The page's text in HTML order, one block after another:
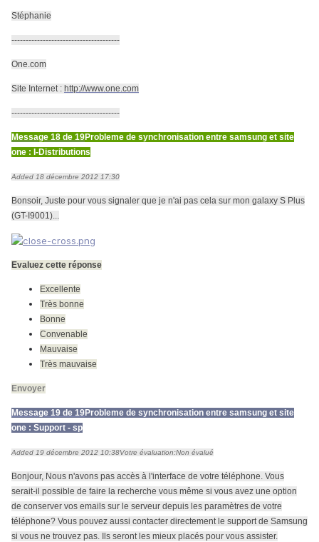
Stéphanie
--------------------------------------
One.com
Site Internet : http://www.one.com
--------------------------------------
Message 18 de 19Probleme de synchronisation entre samsung et site
one : I-Distributions
Added 18 décembre 2012 17:30
Bonsoir, Juste pour vous signaler que je n'ai pas cela sur mon galaxy S Plus
(GT-I9001)...
Evaluez cette réponse
Excellente
Très bonne
Bonne
Convenable
Mauvaise
Très mauvaise
Envoyer
Message 19 de 19Probleme de synchronisation entre samsung et site
one : Support - sp
Added 19 décembre 2012 10:38Votre évaluation:Non évalué
Bonjour, Nous n'avons pas accès à l'interface de votre téléphone. Vous
serait-il possible de faire la recherche vous même si vous avez une option
de conserver vos emails sur le serveur depuis les paramètres de votre
téléphone? Vous pouvez aussi contacter directement le support de Samsung
si vous ne trouvez pas. Ils seront les mieux placés pour vous assister.